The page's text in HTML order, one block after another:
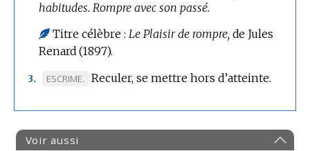
habitudes. Rompre avec son passé.
Titre célèbre : Le Plaisir de rompre,de Jules
Renard (1897).
3.
MARQUE
DOMAINE
:
ESCRIME. Reculer, se mettre hors d’atteinte.
Voir aussi